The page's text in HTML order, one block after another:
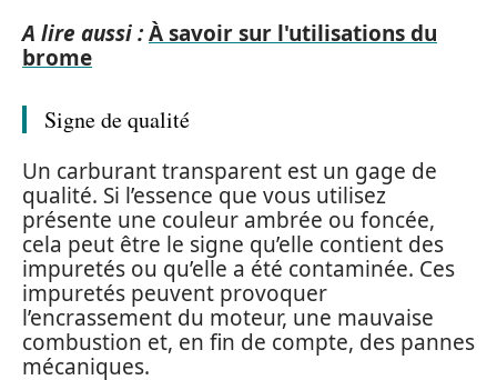
A lire aussi :À savoir sur l'utilisations du
brome
Signe de qualité
Un carburant transparent est un gage de
qualité. Si l’essence que vous utilisez
présente une couleur ambrée ou foncée,
cela peut être le signe qu’elle contient des
impuretés ou qu’elle a été contaminée. Ces
impuretés peuvent provoquer
l’encrassement du moteur, une mauvaise
combustion et, en fin de compte, des pannes
mécaniques.